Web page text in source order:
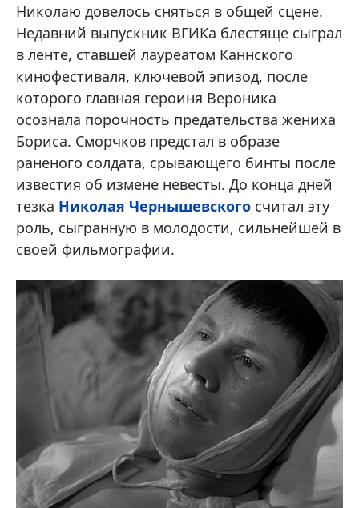
Николаю довелось сняться в общей сцене.
Недавний выпускник ВГИКа блестяще сыграл
в ленте, ставшей лауреатом Каннского
кинофестиваля, ключевой эпизод, после
которого главная героиня Вероника
осознала порочность предательства жениха
Бориса. Сморчков предстал в образе
раненого солдата, срывающего бинты после
известия об измене невесты. До конца дней
тезка Николая Чернышевского считал эту
роль, сыгранную в молодости, сильнейшей в
своей фильмографии.